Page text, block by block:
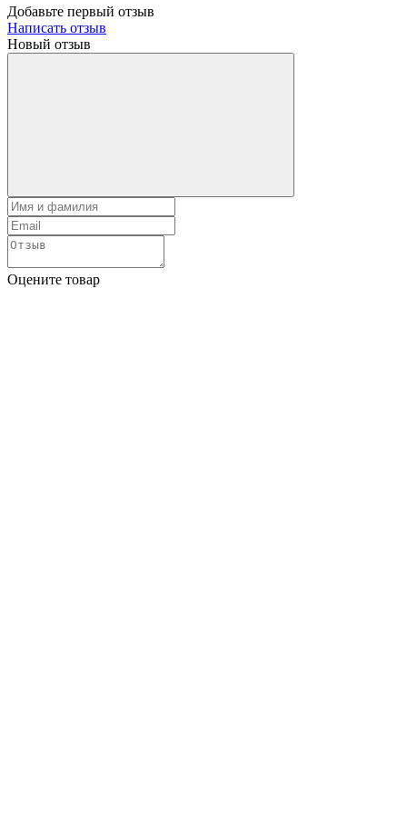
Добавьте первый отзыв
Написать отзыв
Новый отзыв
Оцените товар